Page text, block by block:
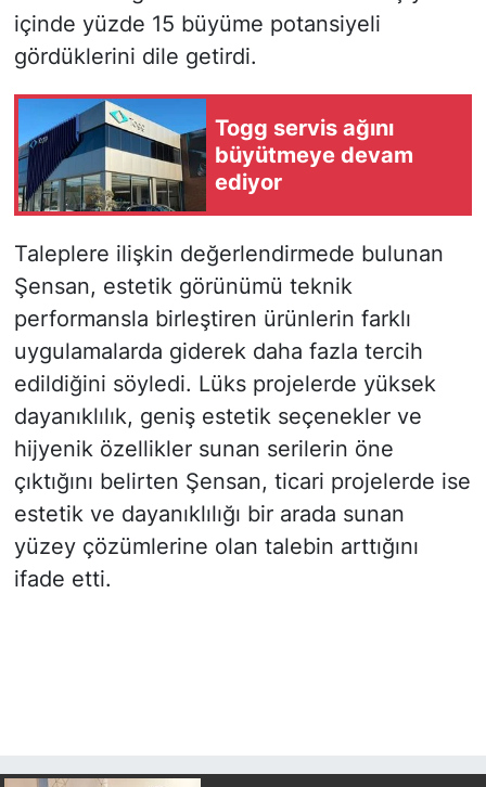
içinde yüzde 15 büyüme potansiyeli
gördüklerini dile getirdi.
Togg servis ağını
büyütmeye devam
ediyor
Taleplere ilişkin değerlendirmede bulunan
Şensan, estetik görünümü teknik
performansla birleştiren ürünlerin farklı
uygulamalarda giderek daha fazla tercih
edildiğini söyledi. Lüks projelerde yüksek
dayanıklılık, geniş estetik seçenekler ve
hijyenik özellikler sunan serilerin öne
çıktığını belirten Şensan, ticari projelerde ise
estetik ve dayanıklılığı bir arada sunan
yüzey çözümlerine olan talebin arttığını
ifade etti.